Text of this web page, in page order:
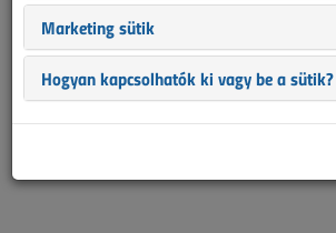
sem tudunk főzni, mert a kávéfőző is
Marketing sütik
Hogyan kapcsolhatók ki vagy be a sütik?